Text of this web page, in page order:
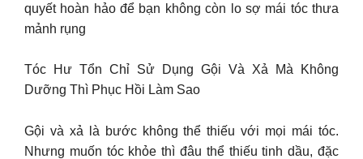
quyết hoàn hảo để bạn không còn lo sợ mái tóc thưa
mảnh rụng
Tóc Hư Tổn Chỉ Sử Dụng Gội Và Xả Mà Không
Dưỡng Thì Phục Hồi Làm Sao
Gội và xả là bước không thể thiếu với mọi mái tóc.
Nhưng muốn tóc khỏe thì đâu thể thiếu tinh dầu, đặc